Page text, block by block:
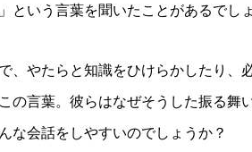
という言葉を聞いたことがあるでし
、やたらと知識をひけらかしたり、
の言葉。彼らはなぜそうした振る舞
な会話をしやすいのでしょうか？